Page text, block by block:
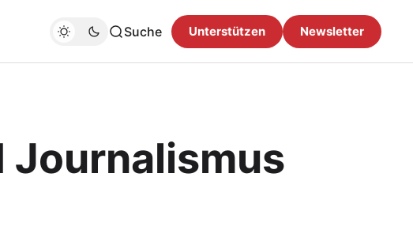
Suche Unterstützen Newsletter
Journalismus